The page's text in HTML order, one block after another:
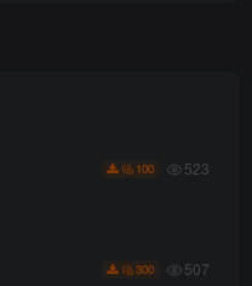
100 523
300 507